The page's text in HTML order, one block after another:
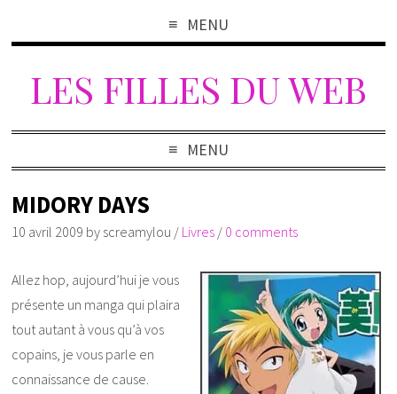
MENU
LES FILLES DU WEB
MENU
MIDORY DAYS
10 avril 2009 by screamylou / Livres / 0 comments
Allez hop, aujourd’hui je vous
présente un manga qui plaira
tout autant à vous qu’à vos
copains, je vous parle en
connaissance de cause.